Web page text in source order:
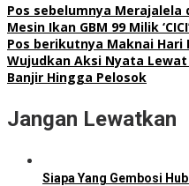
Pos sebelumnya Merajalela
Mesin Ikan GBM 99 Milik
Pos berikutnya Maknai Hari
Wujudkan Aksi Nyata
Banjir Hingga Pelosok
Jangan Lewatkan
Siapa Yang Gembosi